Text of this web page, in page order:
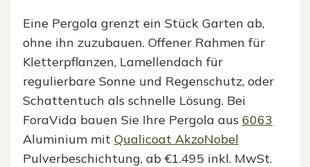
Eine Pergola grenzt ein Stück Garten ab,
ohne ihn zuzubauen. Offener Rahmen für
Kletterpflanzen, Lamellendach für
regulierbare Sonne und Regenschutz, oder
Schattentuch als schnelle Lösung. Bei
ForaVida bauen Sie Ihre Pergola aus 6063
Aluminium mit Qualicoat AkzoNobel
Pulverbeschichtung, ab €1.495 inkl. MwSt.